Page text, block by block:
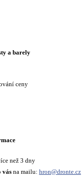
a barely
ceny
než 3 dny
vásna mailu: hron@dronte.cz